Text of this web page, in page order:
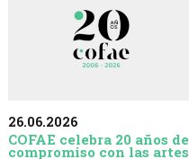
26.06.2026
COFAE celebra 20 años de
compromiso con las artes